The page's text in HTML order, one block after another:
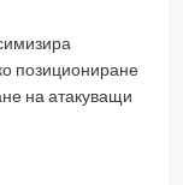
позициониране
на атакуващи